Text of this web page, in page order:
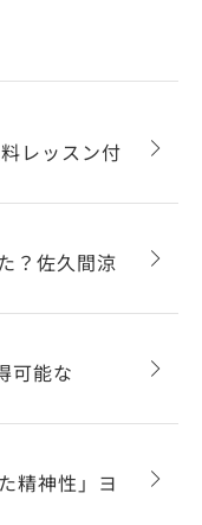
レッスン付
？佐久間涼
可能な
精神性」ヨ